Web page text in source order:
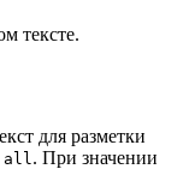
тексте.
для разметки
all . При значении